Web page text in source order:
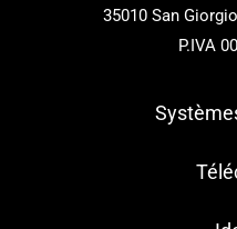
35010 San
P.IVA